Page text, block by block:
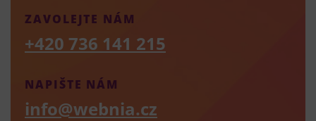
NAPIŠTE NÁM
info@webnia.cz
ZAVOLEJTE NÁM
+420 736 141 215